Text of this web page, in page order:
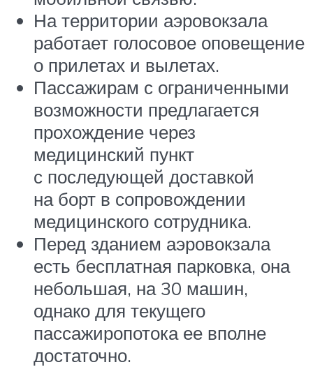
На территории аэровокзала
работает голосовое оповещение
о прилетах и вылетах.
Пассажирам с ограниченными
возможности предлагается
прохождение через
медицинский пункт
с последующей доставкой
на борт в сопровождении
медицинского сотрудника.
Перед зданием аэровокзала
есть бесплатная парковка, она
небольшая, на 30 машин,
однако для текущего
пассажиропотока ее вполне
достаточно.